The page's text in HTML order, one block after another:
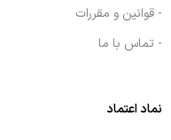
- قوانین و مقررات
- تماس با ما
نماد اعتماد